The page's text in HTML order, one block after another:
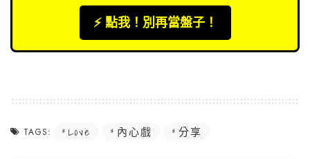
⚡️ 點我！別再當盤子！
TAGS: Love 內心戲 分享